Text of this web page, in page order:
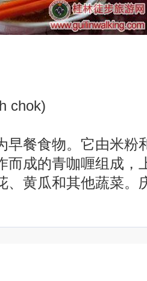
chok)
早餐食物。它由米粉
而成的青咖喱组成，
、黄瓜和其他蔬菜。